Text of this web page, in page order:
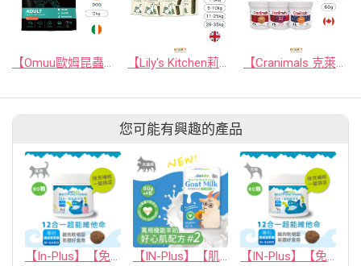
【Cranimals 克萊莓】蔓越莓泌尿道保健粉全系列(加拿大原裝進口/狗貓寵物蔓越莓粉/藍莓粉)
您可能有興趣的產品
【In-Plus】【免疫保健】貓用12合1超能維他命 【IN-Plus】【肌力保健】萬用機能羊奶 #2 好心肌配方 (50克x4包)(犬貓保健品) 【IN-Plus】【免疫保健】犬用12合1超能維他命 60顆(狗保健品)(軟錠型)